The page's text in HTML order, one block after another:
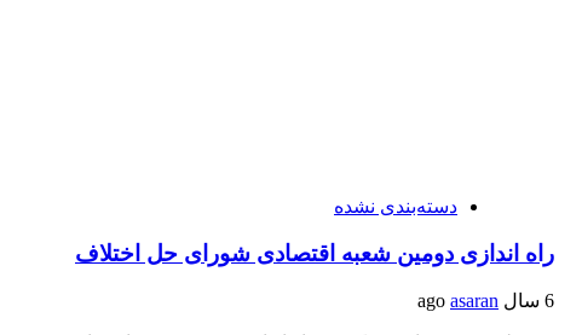
دسته‌بندی نشده
راه اندازی دومین شعبه اقتصادی شورای حل اختلاف
6 سال ago asaran